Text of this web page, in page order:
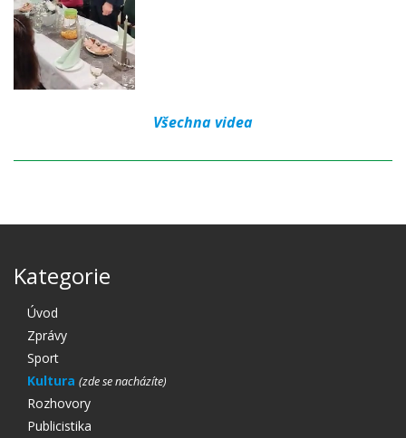
Všechna videa
Kategorie
Úvod
Zprávy
Sport
Kultura
Rozhovory
Publicistika